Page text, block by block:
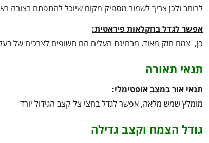
לרוחב ולכן צריך לשמור מספיק מקום שיוכל להתפתח בצורה
אפשר לגדל בחקלאות פיראטית:
כן, צמח חזק מאוד, מבחינת העלים הם חשופים לצרכים של
תנאי תאורה
תנאי אור במצב אופטימלי:
מומלץ שמש מלאה, אפשר לגדל בחצי צל קצב הגידול יורד
גודל הצמח וקצב גדילה